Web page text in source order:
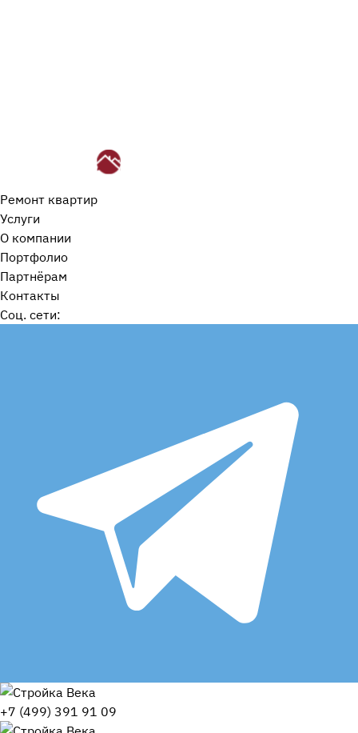
Ремонт квартир
Услуги
О компании
Портфолио
Партнёрам
Контакты
Cоц. сети:
+7 (499) 391 91 09